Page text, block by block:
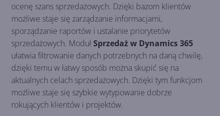
ocenę szans sprzedażowych. Dzięki bazom klientów
możliwe staje się zarządzanie informacjami,
sporządzanie raportów i ustalanie priorytetów
sprzedażowych. ModułSprzedaż w Dynamics 365
ułatwia filtrowanie danych potrzebnych na daną chwilę,
dzięki temu w łatwy sposób można skupić się na
aktualnych celach sprzedażowych. Dzięki tym funkcjom
możliwe staje się szybkie wytypowanie dobrze
rokujących klientów i projektów.